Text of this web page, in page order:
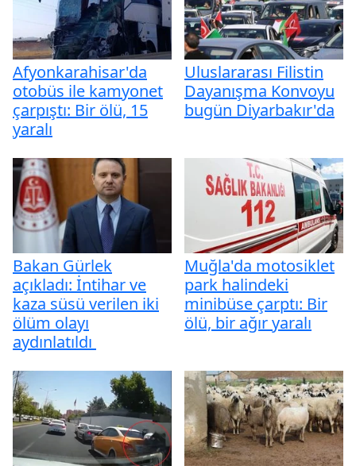
Afyonkarahisar'da
otobüs ile kamyonet
çarpıştı: Bir ölü, 15
yaralı
Uluslararası Filistin
Dayanışma Konvoyu
bugün Diyarbakır'da
Bakan Gürlek
açıkladı: İntihar ve
kaza süsü verilen iki
ölüm olayı
aydınlatıldı
Muğla'da motosiklet
park halindeki
minibüse çarptı: Bir
ölü, bir ağır yaralı